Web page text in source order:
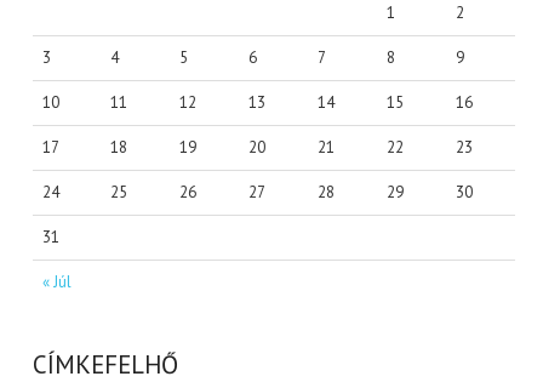
« Júl
1 2
3 4 5 6 7 8 9
10 11 12 13 14 15 16
17 18 19 20 21 22 23
24 25 26 27 28 29 30
31
CÍMKEFELHŐ